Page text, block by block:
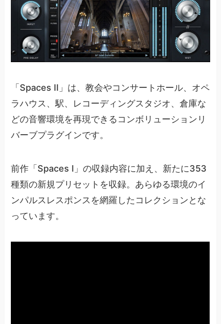
「Spaces II」は、教会やコンサートホール、オペ
ラハウス、駅、レコーディングスタジオ、倉庫な
どの音響環境を再現できるコンボリューションリ
バーブプラグインです。
前作「Spaces I」の収録内容に加え、新たに353
種類の新規プリセットを収録。あらゆる環境のイ
ンパルスレスポンスを網羅したコレクションとな
っています。